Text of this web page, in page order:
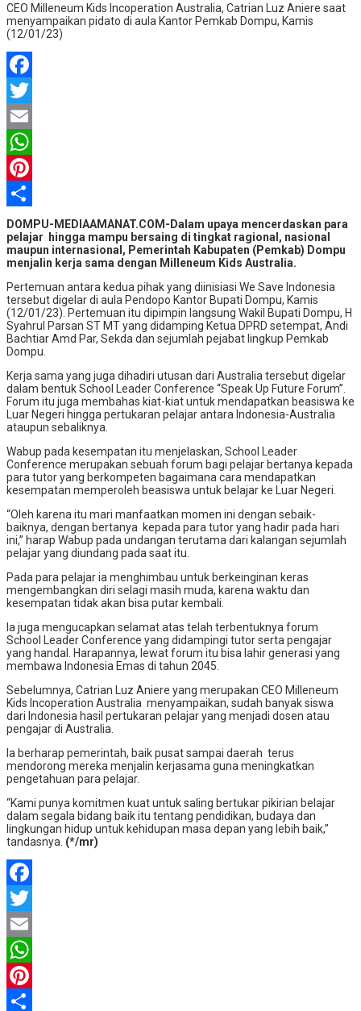
CEO Milleneum Kids Incoperation Australia, Catrian Luz Aniere saat
menyampaikan pidato di aula Kantor Pemkab Dompu, Kamis
(12/01/23)
Facebook
Twitter
Email
WhatsApp
Pinterest
Share
DOMPU-MEDIAAMANAT.COM-Dalam upaya mencerdaskan para
pelajar hingga mampu bersaing di tingkat ragional, nasional
maupun internasional, Pemerintah Kabupaten (Pemkab) Dompu
menjalin kerja sama dengan Milleneum Kids Australia.
Pertemuan antara kedua pihak yang diinisiasi We Save Indonesia
tersebut digelar di aula Pendopo Kantor Bupati Dompu, Kamis
(12/01/23). Pertemuan itu dipimpin langsung Wakil Bupati Dompu, H
Syahrul Parsan ST MT yang didamping Ketua DPRD setempat, Andi
Bachtiar Amd Par, Sekda dan sejumlah pejabat lingkup Pemkab
Dompu.
Kerja sama yang juga dihadiri utusan dari Australia tersebut digelar
dalam bentuk School Leader Conference “Speak Up Future Forum”.
Forum itu juga membahas kiat-kiat untuk mendapatkan beasiswa ke
Luar Negeri hingga pertukaran pelajar antara Indonesia-Australia
ataupun sebaliknya.
Wabup pada kesempatan itu menjelaskan, School Leader
Conference merupakan sebuah forum bagi pelajar bertanya kepada
para tutor yang berkompeten bagaimana cara mendapatkan
kesempatan memperoleh beasiswa untuk belajar ke Luar Negeri.
“Oleh karena itu mari manfaatkan momen ini dengan sebaik-
baiknya, dengan bertanya kepada para tutor yang hadir pada hari
ini,” harap Wabup pada undangan terutama dari kalangan sejumlah
pelajar yang diundang pada saat itu.
Pada para pelajar ia menghimbau untuk berkeinginan keras
mengembangkan diri selagi masih muda, karena waktu dan
kesempatan tidak akan bisa putar kembali.
Ia juga mengucapkan selamat atas telah terbentuknya forum
School Leader Conference yang didampingi tutor serta pengajar
yang handal. Harapannya, lewat forum itu bisa lahir generasi yang
membawa Indonesia Emas di tahun 2045.
Sebelumnya, Catrian Luz Aniere yang merupakan CEO Milleneum
Kids Incoperation Australia menyampaikan, sudah banyak siswa
dari Indonesia hasil pertukaran pelajar yang menjadi dosen atau
pengajar di Australia.
Ia berharap pemerintah, baik pusat sampai daerah terus
mendorong mereka menjalin kerjasama guna meningkatkan
pengetahuan para pelajar.
“Kami punya komitmen kuat untuk saling bertukar pikirian belajar
dalam segala bidang baik itu tentang pendidikan, budaya dan
lingkungan hidup untuk kehidupan masa depan yang lebih baik,”
tandasnya. (*/mr)
Facebook
Twitter
Email
WhatsApp
Pinterest